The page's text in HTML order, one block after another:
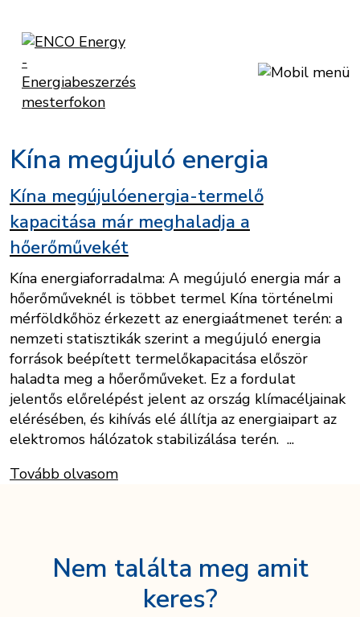
Kína megújuló energia
Kína megújulóenergia-termelő
kapacitása már meghaladja a
hőerőművekét
Kína energiaforradalma: A megújuló energia már a
hőerőműveknél is többet termel Kína történelmi
mérföldkőhöz érkezett az energiaátmenet terén: a
nemzeti statisztikák szerint a megújuló energia
források beépített termelőkapacitása először
haladta meg a hőerőműveket. Ez a fordulat
jelentős előrelépést jelent az ország klímacéljainak
elérésében, és kihívás elé állítja az energiaipart az
elektromos hálózatok stabilizálása terén. ...
Tovább olvasom
Nem találta meg amit
keres?